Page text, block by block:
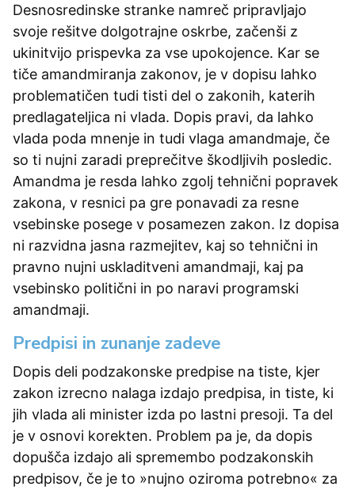
Desnosredinske stranke namreč pripravljajo
svoje rešitve dolgotrajne oskrbe, začenši z
ukinitvijo prispevka za vse upokojence. Kar se
tiče amandmiranja zakonov, je v dopisu lahko
problematičen tudi tisti del o zakonih, katerih
predlagateljica ni vlada. Dopis pravi, da lahko
vlada poda mnenje in tudi vlaga amandmaje, če
so ti nujni zaradi preprečitve škodljivih posledic.
Amandma je resda lahko zgolj tehnični popravek
zakona, v resnici pa gre ponavadi za resne
vsebinske posege v posamezen zakon. Iz dopisa
ni razvidna jasna razmejitev, kaj so tehnični in
pravno nujni uskladitveni amandmaji, kaj pa
vsebinsko politični in po naravi programski
amandmaji.
Predpisi in zunanje zadeve
Dopis deli podzakonske predpise na tiste, kjer
zakon izrecno nalaga izdajo predpisa, in tiste, ki
jih vlada ali minister izda po lastni presoji. Ta del
je v osnovi korekten. Problem pa je, da dopis
dopušča izdajo ali spremembo podzakonskih
predpisov, če je to »nujno oziroma potrebno« za